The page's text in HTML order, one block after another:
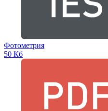
Фотометрия
50 Кб